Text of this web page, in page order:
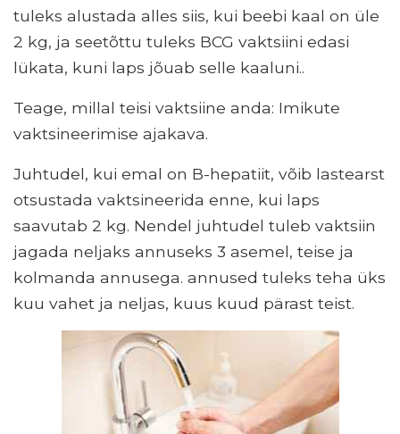
tuleks alustada alles siis, kui beebi kaal on üle
2 kg, ja seetõttu tuleks BCG vaktsiini edasi
lükata, kuni laps jõuab selle kaaluni..
Teage, millal teisi vaktsiine anda: Imikute
vaktsineerimise ajakava.
Juhtudel, kui emal on B-hepatiit, võib lastearst
otsustada vaktsineerida enne, kui laps
saavutab 2 kg. Nendel juhtudel tuleb vaktsiin
jagada neljaks annuseks 3 asemel, teise ja
kolmanda annusega. annused tuleks teha üks
kuu vahet ja neljas, kuus kuud pärast teist.